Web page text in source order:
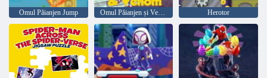
Omul Păianjen Jump Omul Păianjen și Venom Herotor